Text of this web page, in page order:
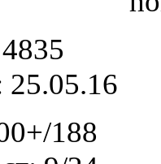
25.05.16
188